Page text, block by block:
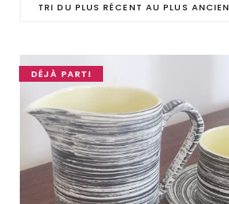
TRI DU PLUS RÉCENT AU PLUS ANCIEN
DÉJÀ PARTI